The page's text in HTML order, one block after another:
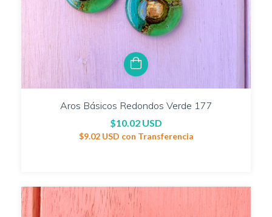
Aros Básicos Redondos Verde 177
$10.02 USD
$9.02 USD con Transferencia